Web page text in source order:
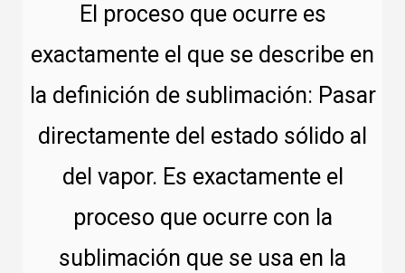
El proceso que ocurre es
exactamente el que se describe en
la definición de sublimación: Pasar
directamente del estado sólido al
del vapor. Es exactamente el
proceso que ocurre con la
sublimación que se usa en la